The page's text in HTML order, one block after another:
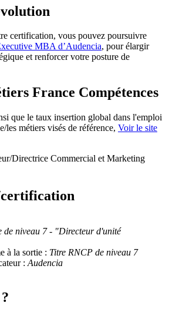
certification, vous pouvez poursuivre
MBA d’Audencia, pour élargir
et renforcer votre posture de
France Compétences
que le taux insertion global dans l'emploi
les métiers visés de référence, Voir le site
Directrice Commercial et Marketing
de niveau 7 - "Directeur d'unité
à la sortie : Titre RNCP de niveau 7
: Audencia